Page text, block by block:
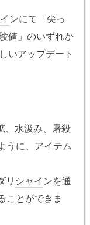
ンにて「尖っ
値」のいずれか
いアップデート
、水汲み、屠殺
うに、アイテム
リ シャイ ンを通
ことができま